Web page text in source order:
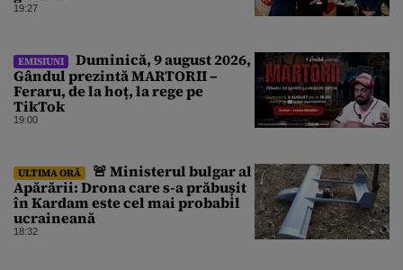
19:27
EMISIUNI
Duminică, 9 august 2026,
Gândul prezintă MARTORII –
Feraru, de la hoț, la rege pe
TikTok
19:00
ULTIMA ORĂ
🚨 Ministerul bulgar al
Apărării: Drona care s-a prăbușit
în Kardam este cel mai probabil
ucraineană
18:32